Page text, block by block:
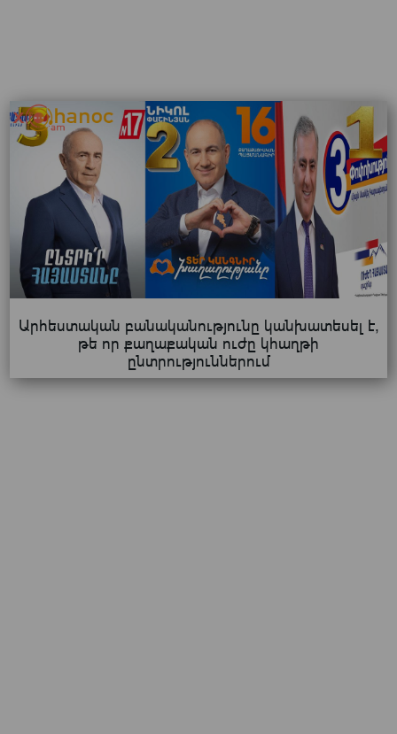
Արհեստական բանականությունը կանխատեսել է,
թե որ քաղաքական ուժը կհաղթի
ընտրություններում